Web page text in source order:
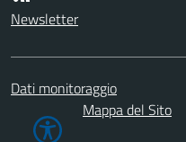
Newsletter
Dati monitoraggio
Mappa del Sito